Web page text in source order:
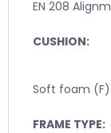
EN 208
CUSHION:
Soft foam (F)
FRAME TYPE: